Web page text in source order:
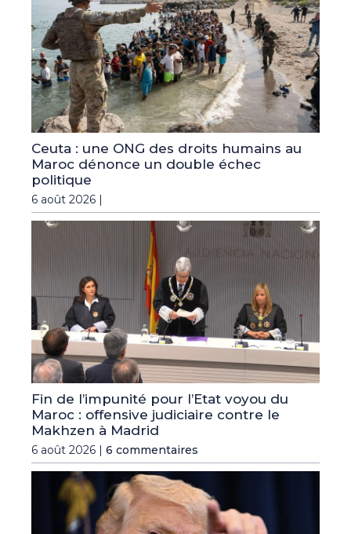
Ceuta : une ONG des droits humains au
Maroc dénonce un double échec
politique
6 août 2026 |
Fin de l’impunité pour l’Etat voyou du
Maroc : offensive judiciaire contre le
Makhzen à Madrid
6 août 2026 | 6 commentaires